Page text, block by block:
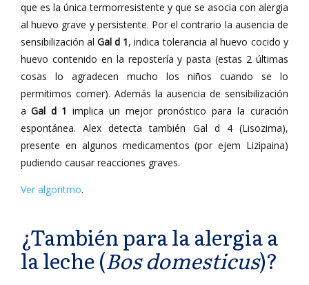
que es la única termorresistente y que se asocia con alergia
al huevo grave y persistente. Por el contrario la ausencia de
sensibilización al Gal d 1, indica tolerancia al huevo cocido y
huevo contenido en la repostería y pasta (estas 2 últimas
cosas lo agradecen mucho los niños cuando se lo
permitimos comer). Además la ausencia de sensibilización
a Gal d 1 implica un mejor pronóstico para la curación
espontánea. Alex detecta también Gal d 4 (Lisozima),
presente en algunos medicamentos (por ejem Lizipaina)
pudiendo causar reacciones graves.
Ver algoritmo.
¿También para la alergia a
la leche (Bos domesticus)?